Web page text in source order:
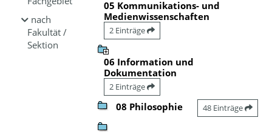
nach
Fakultät /
Sektion
05 Kommunikations- und
Medienwissenschaften
2 Einträge
06 Information und
Dokumentation
2 Einträge
08 Philosophie 48 Einträge